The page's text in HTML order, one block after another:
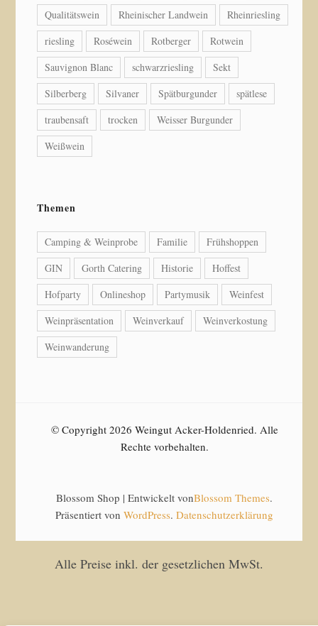
Qualitätswein
Rheinischer Landwein
Rheinriesling
riesling
Roséwein Rotberger
Rotwein
Sauvignon Blanc
schwarzriesling
Sekt
Silberberg
Silvaner Spätburgunder
spätlese
traubensaft
trocken
Weisser Burgunder
Weißwein
Themen
Camping & Weinprobe Familie
Frühshoppen
GIN
Gorth Catering Historie
Hoffest
Hofparty
Onlineshop Partymusik
Weinfest
Weinpräsentation
Weinverkauf
Weinverkostung
Weinwanderung
© Copyright 2026 Weingut Acker-Holdenried. Alle
Rechte vorbehalten.
Blossom Shop | Entwickelt vonBlossom Themes.
Präsentiert von WordPress. Datenschutzerklärung
Alle Preise inkl. der gesetzlichen MwSt.